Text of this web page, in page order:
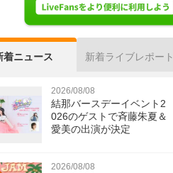
着ニュース 新着ライブレポート
2026/08/08
結那バースデーイベント2
026のゲストで斉藤朱夏＆
愛美の出演が決定
2026/08/08